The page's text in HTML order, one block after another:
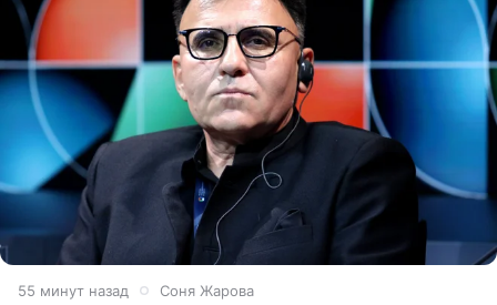
55 минут назад Соня Жарова